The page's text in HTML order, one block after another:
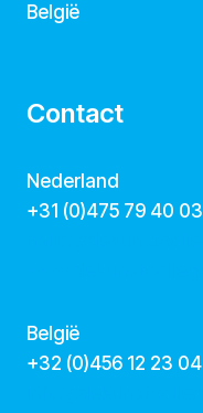
België
Contact
Nederland
+31 (0)475 79 40 03
België
‭+32 (0)456 12 23 04‬